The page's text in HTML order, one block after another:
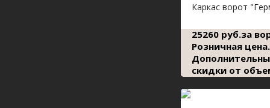
Каркас ворот
25260 руб.за
Розничная цена.
скидки от